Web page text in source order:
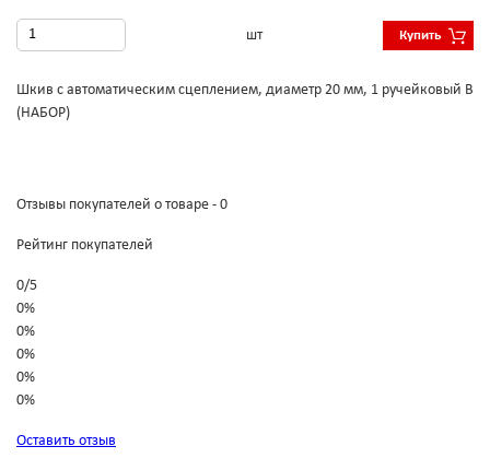
шт Купить
Шкив с автоматическим сцеплением, диаметр 20 мм, 1 ручейковый В
(НАБОР)
Отзывы покупателей о товаре - 0
Рейтинг покупателей
0/5
0%
0%
0%
0%
0%
Оставить отзыв